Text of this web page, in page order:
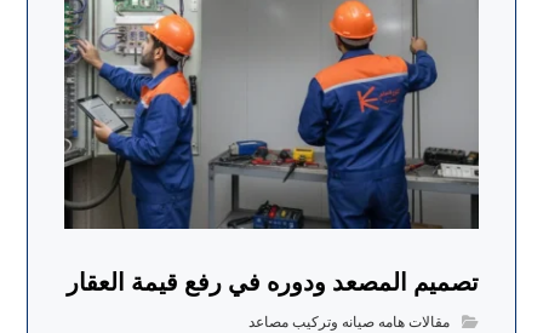
تصميم المصعد ودوره في رفع قيمة العقار
مقالات هامه صيانه وتركيب مصاعد